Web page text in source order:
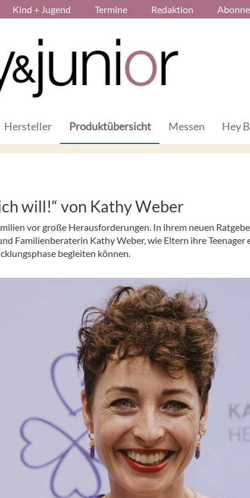
Kind + Jugend Termine Redaktion
Hersteller Produktübersicht Messen Hey
will!“ von Kathy Weber
vor große Herausforderungen. In ihrem neuen
Familienberaterin Kathy Weber, wie Eltern ihre
begleiten können.